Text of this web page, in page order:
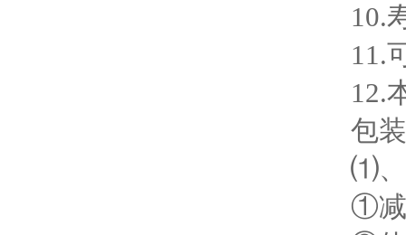
10.寿
11.可
12.本
包装
⑴、
①减速